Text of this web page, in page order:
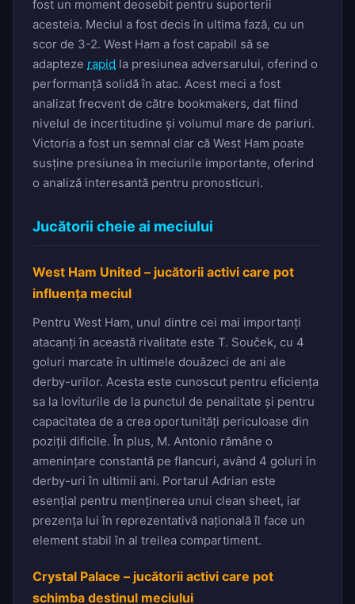
fost un moment deosebit pentru suporterii
acesteia. Meciul a fost decis în ultima fază, cu un
scor de 3-2. West Ham a fost capabil să se
adapteze rapid la presiunea adversarului, oferind o
performanță solidă în atac. Acest meci a fost
analizat frecvent de către bookmakers, dat fiind
nivelul de incertitudine și volumul mare de pariuri.
Victoria a fost un semnal clar că West Ham poate
susține presiunea în meciurile importante, oferind
o analiză interesantă pentru pronosticuri.
Jucătorii cheie ai meciului
West Ham United – jucătorii activi care pot
influența meciul
Pentru West Ham, unul dintre cei mai importanți
atacanți în această rivalitate este T. Souček, cu 4
goluri marcate în ultimele douăzeci de ani ale
derby-urilor. Acesta este cunoscut pentru eficiența
sa la loviturile de la punctul de penalitate și pentru
capacitatea de a crea oportunități periculoase din
poziții dificile. În plus, M. Antonio rămâne o
amenințare constantă pe flancuri, având 4 goluri în
derby-uri în ultimii ani. Portarul Adrian este
esențial pentru menținerea unui clean sheet, iar
prezența lui în reprezentativă națională îl face un
element stabil în al treilea compartiment.
Crystal Palace – jucătorii activi care pot
schimba destinul meciului